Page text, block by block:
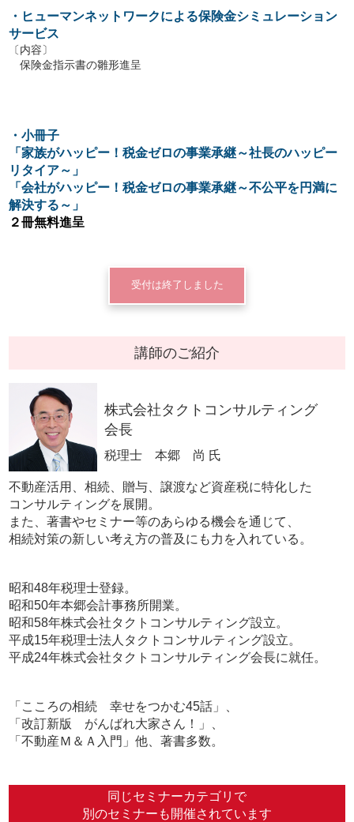
・ヒューマンネットワークによる保険金シミュレーション
サービス
〔内容〕
保険金指示書の雛形進呈
・小冊子
「家族がハッピー！税金ゼロの事業承継～社長のハッピー
リタイア～」
「会社がハッピー！税金ゼロの事業承継～不公平を円満に
解決する～」
２冊無料進呈
受付は終了しました
講師のご紹介
株式会社タクトコンサルティング
会長
税理士 本郷 尚 氏
不動産活用、相続、贈与、譲渡など資産税に特化した
コンサルティングを展開。
また、著書やセミナー等のあらゆる機会を通じて、
相続対策の新しい考え方の普及にも力を入れている。
昭和48年税理士登録。
昭和50年本郷会計事務所開業。
昭和58年株式会社タクトコンサルティング設立。
平成15年税理士法人タクトコンサルティング設立。
平成24年株式会社タクトコンサルティング会長に就任。
「こころの相続 幸せをつかむ45話」、
「改訂新版 がんばれ大家さん！」、
「不動産Ｍ＆Ａ入門」他、著書多数。
同じセミナーカテゴリで
別のセミナーも開催されています